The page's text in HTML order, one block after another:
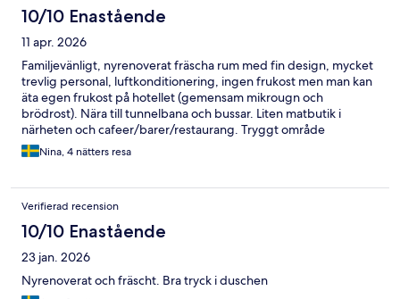
10/10 Enastående
11 apr. 2026
Familjevänligt, nyrenoverat fräscha rum med fin design, mycket
trevlig personal, luftkonditionering, ingen frukost men man kan
äta egen frukost på hotellet (gemensam mikrougn och
brödrost). Nära till tunnelbana och bussar. Liten matbutik i
närheten och cafeer/barer/restaurang. Tryggt område
Nina, 4 nätters resa
Verifierad recension
10/10 Enastående
23 jan. 2026
Nyrenoverat och fräscht. Bra tryck i duschen